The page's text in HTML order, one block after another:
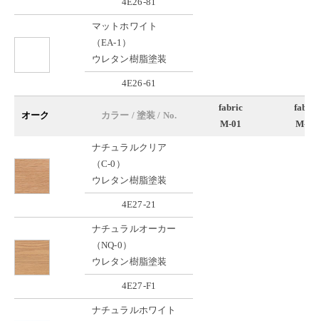
4E26-81
マットホワイト
（EA-1）
ウレタン樹脂塗装
4E26-61
オーク カラー / 塗装 / No.
fabric
M-01
fabric
M-02
ナチュラルクリア
（C-0）
ウレタン樹脂塗装
4E27-21
ナチュラルオーカー
（NQ-0）
ウレタン樹脂塗装
4E27-F1
ナチュラルホワイト